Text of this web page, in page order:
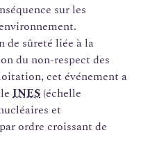
sur les
de sûreté liée à la
du non-respect des
cet événement a
INES (échelle
et
ordre croissant de